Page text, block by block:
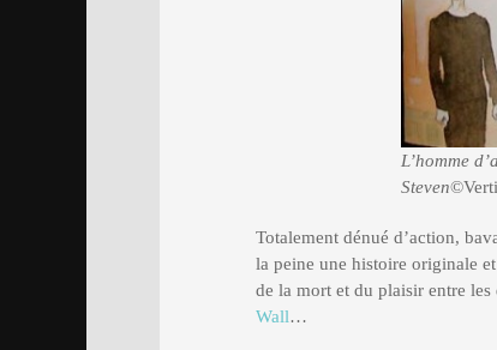
L’homme
Steven
Totalement dénué d’action,
la peine une histoire originale
de la mort et du plaisir entre
Wall…